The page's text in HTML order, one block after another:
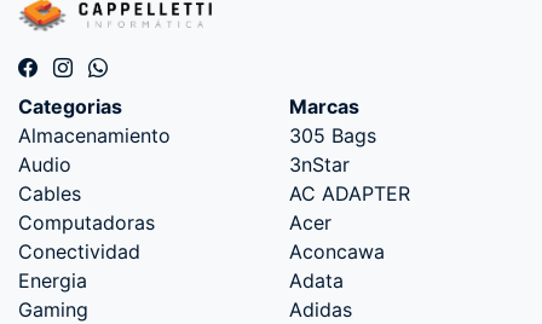
Categorias
Almacenamiento
Audio
Cables
Computadoras
Conectividad
Energia
Gaming
Marcas
305 Bags
3nStar
AC ADAPTER
Acer
Aconcawa
Adata
Adidas